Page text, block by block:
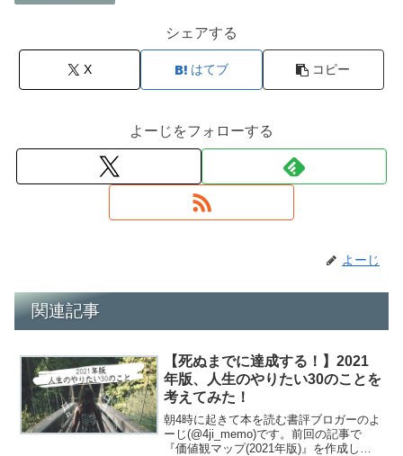
シェアする
X はてブ コピー
よーじをフォローする
よーじ
関連記事
【死ぬまでに達成する！】2021
年版、人生のやりたい30のことを
考えてみた！
朝4時に起きて本を読む書評ブロガーのよ
ーじ(@4ji_memo)です。前回の記事で
『価値観マップ(2021年版)』を作成しま